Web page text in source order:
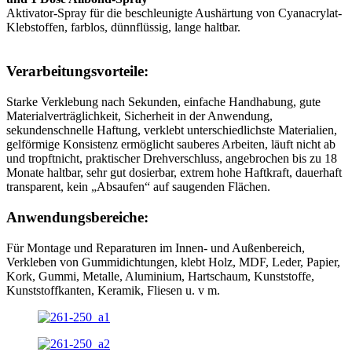
Aktivator-Spray für die beschleunigte Aushärtung von Cyanacrylat-
Klebstoffen, farblos, dünnflüssig, lange haltbar.
Verarbeitungsvorteile:
Starke Verklebung nach Sekunden, einfache Handhabung, gute
Materialverträglichkeit, Sicherheit in der Anwendung,
sekundenschnelle Haftung, verklebt unterschiedlichste Materialien,
gelförmige Konsistenz ermöglicht sauberes Arbeiten, läuft nicht ab
und tropftnicht, praktischer Drehverschluss, angebrochen bis zu 18
Monate haltbar, sehr gut dosierbar, extrem hohe Haftkraft, dauerhaft
transparent, kein „Absaufen“ auf saugenden Flächen.
Anwendungsbereiche:
Für Montage und Reparaturen im Innen- und Außenbereich,
Verkleben von Gummidichtungen, klebt Holz, MDF, Leder, Papier,
Kork, Gummi, Metalle, Aluminium, Hartschaum, Kunststoffe,
Kunststoffkanten, Keramik, Fliesen u. v m.